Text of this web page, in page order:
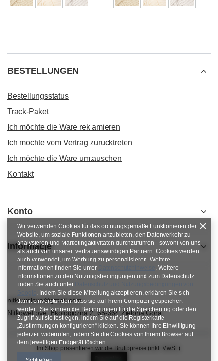
BESTELLUNGEN
Bestellungsstatus
Track-Paket
Ich möchte die Ware reklamieren
Ich möchte vom Vertrag zurücktreten
Ich möchte die Ware umtauschen
Kontakt
Konto
Informacje
nitkowelove@gmail.com
NitkoweLove,Ekologiczna 2,65-364Zielona Góra
Im Shop präsentieren wir die Bruttopreise (inkl. MwSt.).
Wir verwenden Cookies für das ordnungsgemäße Funktionieren der
Website, um soziale Funktionen anzubieten, den Datenverkehr zu
analysieren und Marketingaktivitäten durchzuführen - sowohl von uns
als auch von unseren vertrauenswürdigen Partnern. Cookies werden
auch verwendet, um Werbung zu personalisieren. Weitere
Informationen finden Sie unter
. Weitere
Informationen zu den Nutzungsbedingungen und zum Datenschutz
finden Sie auch unter
. Indem Sie diese Mitteilung akzeptieren, erklären Sie sich
damit einverstanden, dass sie auf Ihrem Computer gespeichert
werden. Sie können die Bedingungen für die Speicherung oder den
Zugriff auf sie festlegen, indem Sie auf die Registerkarte
„Zustimmungen konfigurieren“ klicken. Sie können Ihre Einwilligung
jederzeit widerrufen, indem Sie die Cookies von Ihrem Browser auf
dem jeweiligen Endgerät löschen.